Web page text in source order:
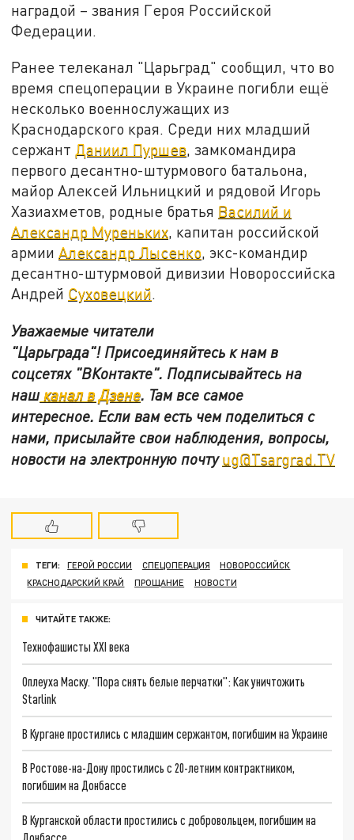
наградой – звания Героя Российской
Федерации.
Ранее телеканал "Царьград" сообщил, что во
время спецоперации в Украине погибли ещё
несколько военнослужащих из
Краснодарского края. Среди них младший
сержант Даниил Пуршев, замкомандира
первого десантно-штурмового батальона,
майор Алексей Ильницкий и рядовой Игорь
Хазиахметов, родные братья Василий и
Александр Муреньких, капитан российской
армииАлександр Лысенко, экс-командир
десантно-штурмовой дивизии Новороссийска
Андрей Суховецкий.
Уважаемые читатели
"Царьграда"! Присоединяйтесь к нам в
соцсетях "ВКонтакте". Подписывайтесь на
нашканал в Дзене. Там все самое
интересное. Если вам есть чем поделиться с
нами, присылайте свои наблюдения, вопросы,
новости на электронную почтуug@Tsargrad.TV
ТЕГИ: ГЕРОЙ РОССИИ СПЕЦОПЕРАЦИЯ
НОВОРОССИЙСК
КРАСНОДАРСКИЙ КРАЙ
ПРОЩАНИЕ НОВОСТИ
ЧИТАЙТЕ ТАКЖЕ:
Технофашисты XXI века
Оплеуха Маску. "Пора снять белые перчатки": Как уничтожить
Starlink
В Кургане простились с младшим сержантом, погибшим на Украине
В Ростове-на-Дону простились с 20-летним контрактником,
погибшим на Донбассе
В Курганской области простились с добровольцем, погибшим на